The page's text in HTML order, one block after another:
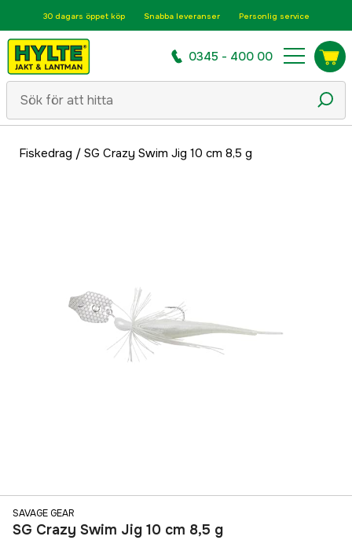
30 dagars öppet köp Snabba leveranser Personlig service
0345 - 400 00
Fiskedrag / SG Crazy Swim Jig 10 cm 8,5 g
SAVAGE GEAR
SG Crazy Swim Jig 10 cm 8,5 g